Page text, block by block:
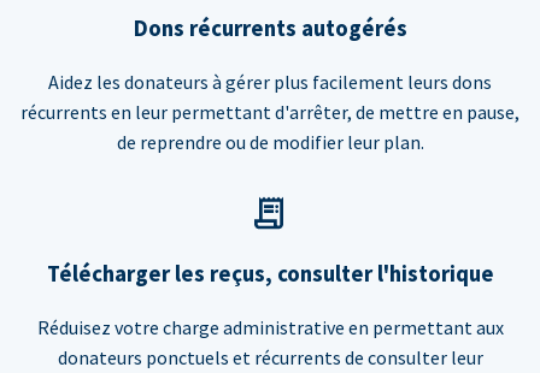
Dons récurrents autogérés
Aidez les donateurs à gérer plus facilement leurs dons
récurrents en leur permettant d'arrêter, de mettre en pause,
de reprendre ou de modifier leur plan.
Télécharger les reçus, consulter l'historique
Réduisez votre charge administrative en permettant aux
donateurs ponctuels et récurrents de consulter leur